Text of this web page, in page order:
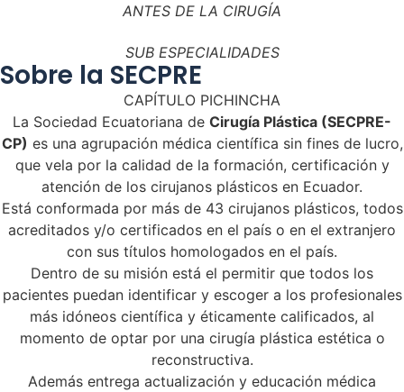
ANTES DE LA CIRUGÍA
SUB ESPECIALIDADES
Sobre la SECPRE
CAPÍTULO PICHINCHA
La Sociedad Ecuatoriana de Cirugía Plástica (SECPRE-
CP) es una agrupación médica científica sin fines de lucro,
que vela por la calidad de la formación, certificación y
atención de los cirujanos plásticos en Ecuador.
Está conformada por más de 43 cirujanos plásticos, todos
acreditados y/o certificados en el país o en el extranjero
con sus títulos homologados en el país.
Dentro de su misión está el permitir que todos los
pacientes puedan identificar y escoger a los profesionales
más idóneos científica y éticamente calificados, al
momento de optar por una cirugía plástica estética o
reconstructiva.
Además entrega actualización y educación médica